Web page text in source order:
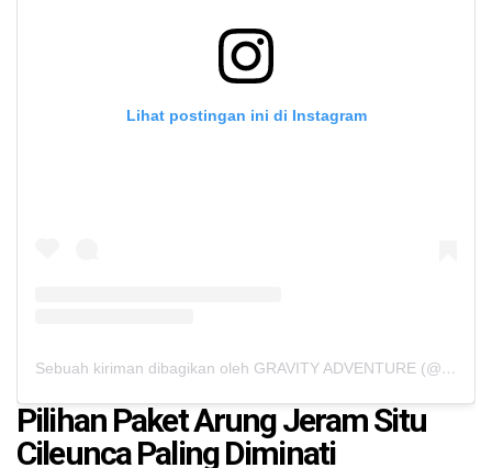
Lihat postingan ini di Instagram
Sebuah kiriman dibagikan oleh GRAVITY ADVENTURE (@gravity_outbound)
Pilihan Paket Arung Jeram Situ
Cileunca Paling Diminati